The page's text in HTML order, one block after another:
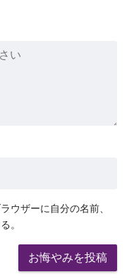
ウザーに自分の名前、
。